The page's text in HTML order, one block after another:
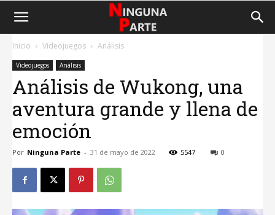
Inicio Videojuegos Análisis
Videojuegos Análisis
Análisis de Wukong, una
aventura grande y llena de
emoción
Por Ninguna Parte - 31 de mayo de 2022 5547 0